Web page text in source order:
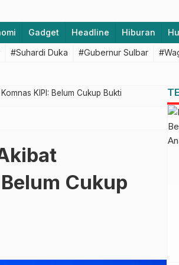
Gadget Headline Hiburan
#Suhardi Duka #Gubernur Sulbar
KIPI: Belum Cukup Bukti
Cukup